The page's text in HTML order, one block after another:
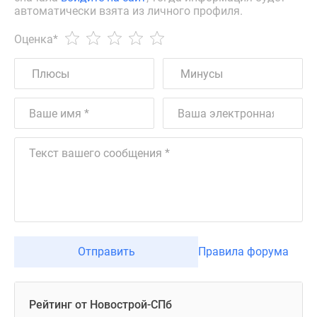
автоматически взята из личного профиля.
Оценка*
Отправить Правила форума
Рейтинг от Новострой-СПб